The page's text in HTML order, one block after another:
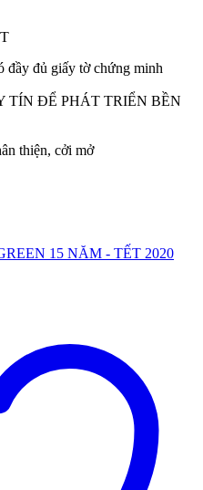
đầy đủ giấy tờ chứng minh
TÍN ĐỂ PHÁT TRIỂN BỀN
thiện, cởi mở